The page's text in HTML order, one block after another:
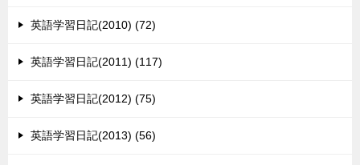
英語学習日記(2010) (72)
英語学習日記(2011) (117)
英語学習日記(2012) (75)
英語学習日記(2013) (56)